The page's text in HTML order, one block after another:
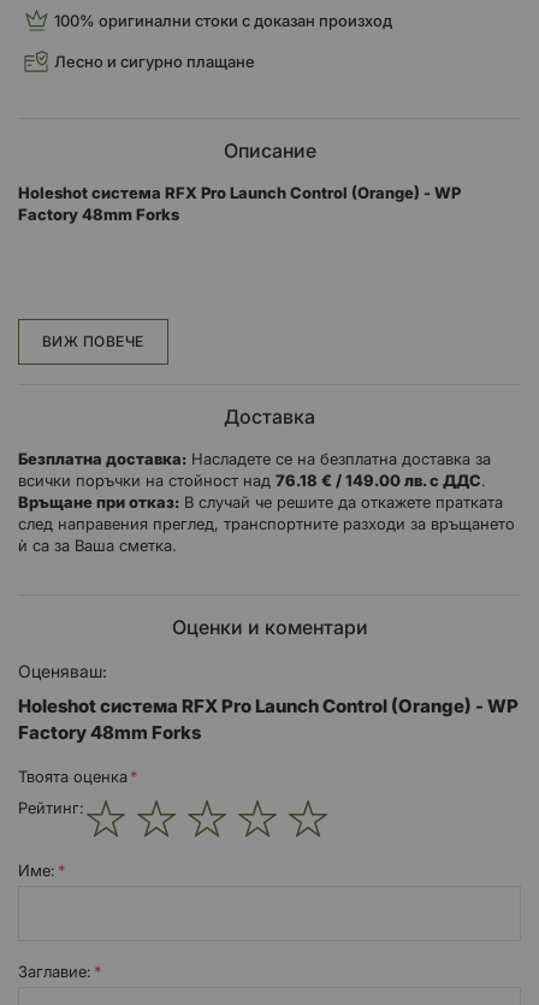
100% оригинални стоки с доказан произход
Лесно и сигурно плащане
Описание
Holeshot система RFX Pro Launch Control (Orange) - WP
Factory 48mm Forks
RFX Hardware CNC частите от серията Pro са проектирани,
инженерството, ние съчетахме качествени дизайни,
за да създадем фабрични състезателни части, достъпни за
всички.
RFX системите за управление на старта ви позволяват да
спуснете и заключите предното окачване, за да спрете
Изработени с CNC машинна обработка от алуминиеви
отстраняването на крака на вилката при монтаж, стоманен
фиксатор за намаляване на износването и четириболтово
Характеристики
CNC конструкция от алуминиеви заготовки с аерокосмически
клас
ВИЖ ПОВЕЧЕ
Доставка
Безплатна доставка: Насладете се на безплатна доставка за
всички поръчки на стойност над 76.18 € / 149.00 лв. с ДДС.
Връщане при отказ: В случай че решите да откажете пратката
след направения преглед, транспортните разходи за връщането
ѝ са за Ваша сметка.
Оценки и коментари
Оценяваш:
Holeshot система RFX Pro Launch Control (Orange) - WP
Factory 48mm Forks
Твоята оценка
Рейтинг:
Име:
Заглавиe: